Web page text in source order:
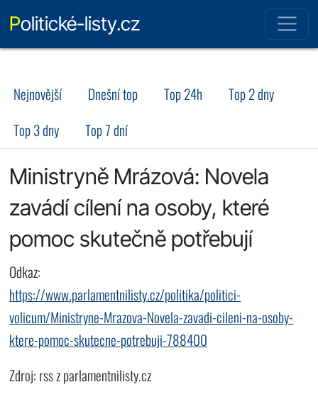
Politické-listy.cz
Nejnovější Dnešní top Top 24h
Top 2 dny
Top 3 dny
Top 7 dní
Ministryně Mrázová: Novela
zavádí cílení na osoby, které
pomoc skutečně potřebují
Odkaz:
https://www.parlamentnilisty.cz/politika/politici-
volicum/Ministryne-Mrazova-Novela-zavadi-cileni-na-osoby-
ktere-pomoc-skutecne-potrebuji-788400
Zdroj: rss z parlamentnilisty.cz